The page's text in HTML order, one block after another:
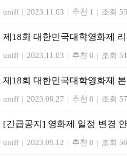
uniff | 2023.11.03 | 추천 1 | 조회
제18회 대한민국대학영화제
uniff | 2023.11.03 | 추천 0 | 조회
제18회 대한민국대학영화제
uniff | 2023.09.27 | 추천 0 | 조회
[긴급공지] 영화제 일정 변경
uniff | 2023.09.12 | 추천 0 | 조회